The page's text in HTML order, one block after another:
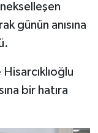
günün anısına
bir hatıra